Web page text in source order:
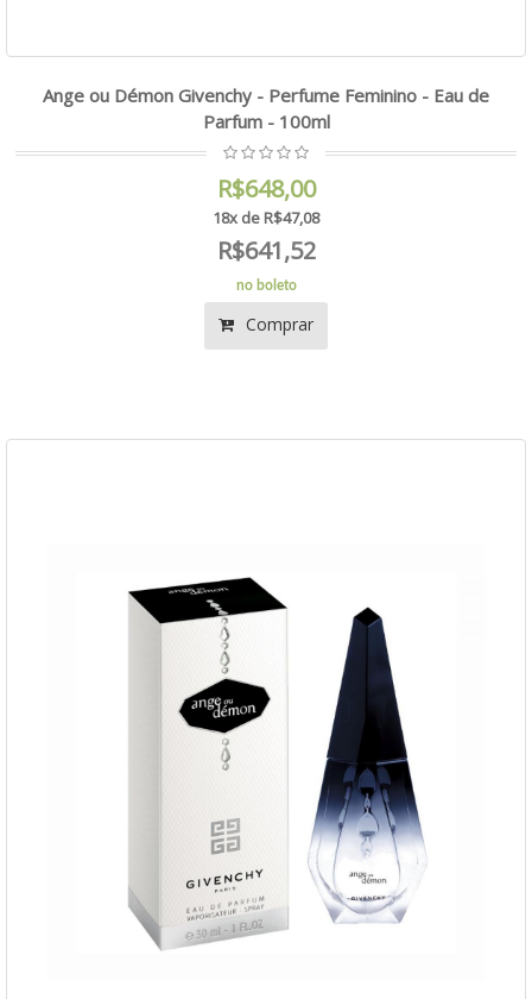
Ange ou Démon Givenchy - Perfume Feminino - Eau de
Parfum - 100ml
R$648,00
18x de R$47,08
R$641,52
no boleto
Comprar